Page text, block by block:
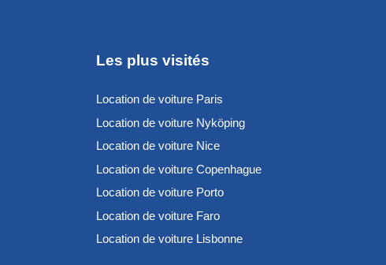
Les plus visités
Location de voiture Paris
Location de voiture Nyköping
Location de voiture Nice
Location de voiture Copenhague
Location de voiture Porto
Location de voiture Faro
Location de voiture Lisbonne